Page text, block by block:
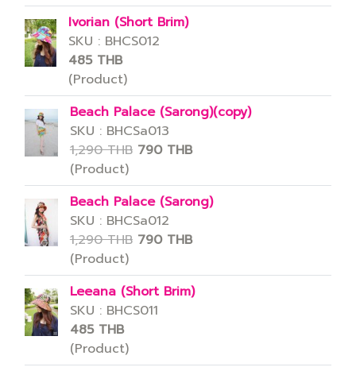
Ivorian (Short Brim)
SKU : BHCS012
485 THB
(Product)
Beach Palace (Sarong)(copy)
SKU : BHCSa013
1,290 THB 790 THB
(Product)
Beach Palace (Sarong)
SKU : BHCSa012
1,290 THB 790 THB
(Product)
Leeana (Short Brim)
SKU : BHCS011
485 THB
(Product)